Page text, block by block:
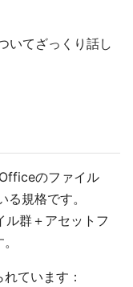
いてざっくり話し
のファイル
規格です。
群＋アセットフ
ています：